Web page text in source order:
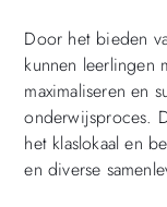
Door het bieden
kunnen leerlingen
maximaliseren en
onderwijsproces.
het klaslokaal en
en diverse